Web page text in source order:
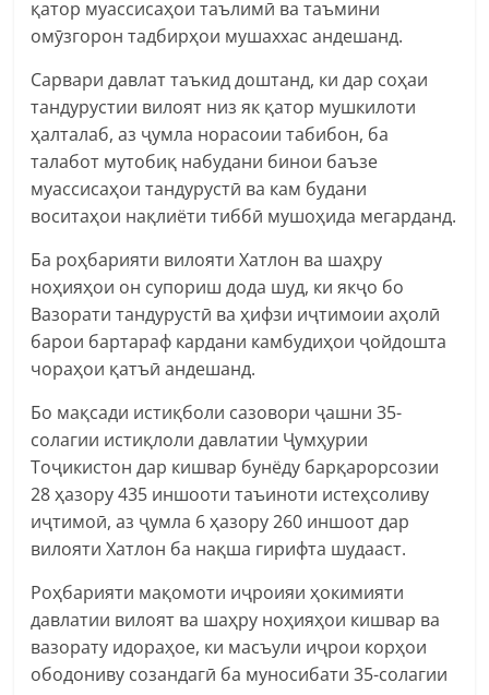
қатор муассисаҳои таълимӣ ва таъмини
омӯзгорон тадбирҳои мушаххас андешанд.
Сарвари давлат таъкид доштанд, ки дар соҳаи
тандурустии вилоят низ як қатор мушкилоти
ҳалталаб, аз ҷумла норасоии табибон, ба
талабот мутобиқ набудани бинои баъзе
муассисаҳои тандурустӣ ва кам будани
воситаҳои нақлиёти тиббӣ мушоҳида мегарданд.
Ба роҳбарияти вилояти Хатлон ва шаҳру
ноҳияҳои он супориш дода шуд, ки якҷо бо
Вазорати тандурустӣ ва ҳифзи иҷтимоии аҳолӣ
барои бартараф кардани камбудиҳои ҷойдошта
чораҳои қатъӣ андешанд.
Бо мақсади истиқболи сазовори ҷашни 35-
солагии истиқлоли давлатии Ҷумҳурии
Тоҷикистон дар кишвар бунёду барқарорсозии
28 ҳазору 435 иншооти таъиноти истеҳсоливу
иҷтимоӣ, аз ҷумла 6 ҳазору 260 иншоот дар
вилояти Хатлон ба нақша гирифта шудааст.
Роҳбарияти мақомоти иҷроияи ҳокимияти
давлатии вилоят ва шаҳру ноҳияҳои кишвар ва
вазорату идораҳое, ки масъули иҷрои корҳои
ободониву созандагӣ ба муносибати 35-солагии